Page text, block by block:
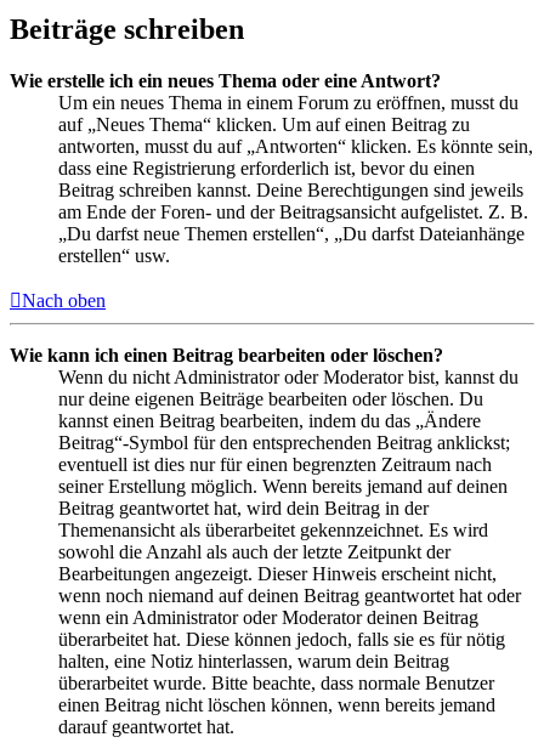
Beiträge schreiben
Wie erstelle ich ein neues Thema oder eine Antwort?
Um ein neues Thema in einem Forum zu eröffnen, musst du
auf „Neues Thema“ klicken. Um auf einen Beitrag zu
antworten, musst du auf „Antworten“ klicken. Es könnte sein,
dass eine Registrierung erforderlich ist, bevor du einen
Beitrag schreiben kannst. Deine Berechtigungen sind jeweils
am Ende der Foren- und der Beitragsansicht aufgelistet. Z. B.
„Du darfst neue Themen erstellen“, „Du darfst Dateianhänge
erstellen“ usw.
Nach oben
Wie kann ich einen Beitrag bearbeiten oder löschen?
Wenn du nicht Administrator oder Moderator bist, kannst du
nur deine eigenen Beiträge bearbeiten oder löschen. Du
kannst einen Beitrag bearbeiten, indem du das „Ändere
Beitrag“-Symbol für den entsprechenden Beitrag anklickst;
eventuell ist dies nur für einen begrenzten Zeitraum nach
seiner Erstellung möglich. Wenn bereits jemand auf deinen
Beitrag geantwortet hat, wird dein Beitrag in der
Themenansicht als überarbeitet gekennzeichnet. Es wird
sowohl die Anzahl als auch der letzte Zeitpunkt der
Bearbeitungen angezeigt. Dieser Hinweis erscheint nicht,
wenn noch niemand auf deinen Beitrag geantwortet hat oder
wenn ein Administrator oder Moderator deinen Beitrag
überarbeitet hat. Diese können jedoch, falls sie es für nötig
halten, eine Notiz hinterlassen, warum dein Beitrag
überarbeitet wurde. Bitte beachte, dass normale Benutzer
einen Beitrag nicht löschen können, wenn bereits jemand
darauf geantwortet hat.